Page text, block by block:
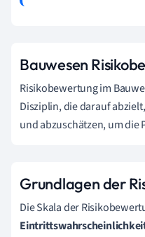
Bauwesen
Risikobewertung im
Disziplin, die darauf
und abzuschätzen, um die
Grundlagen der
Die Skala der